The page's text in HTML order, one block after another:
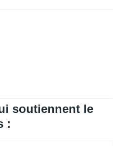
soutiennent le
: